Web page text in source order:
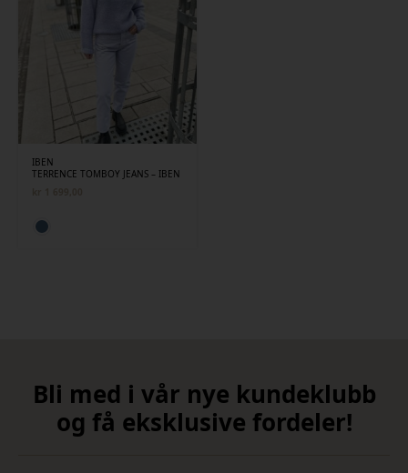
IBEN
TERRENCE TOMBOY JEANS – IBEN
Bli med i vår nye kundeklubb
og få eksklusive fordeler!